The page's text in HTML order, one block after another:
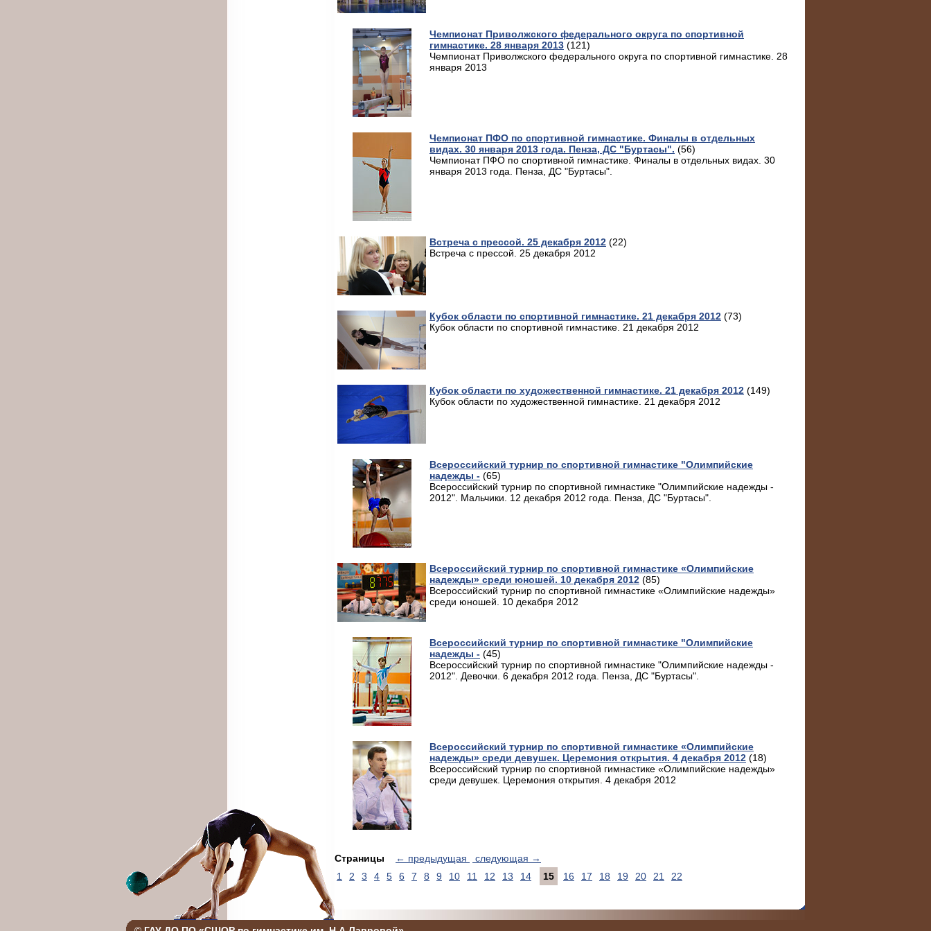
Чемпионат Приволжского федерального округа по спортивной
гимнастике. 28 января 2013 (121)
Чемпионат Приволжского федерального округа по спортивной гимнастике. 28
января 2013
Чемпионат ПФО по спортивной гимнастике. Финалы в отдельных
видах. 30 января 2013 года. Пенза, ДС "Буртасы". (56)
Чемпионат ПФО по спортивной гимнастике. Финалы в отдельных видах. 30
января 2013 года. Пенза, ДС "Буртасы".
Встреча c прессой. 25 декабря 2012 (22)
Встреча c прессой. 25 декабря 2012
Кубок области по спортивной гимнастике. 21 декабря 2012 (73)
Кубок области по спортивной гимнастике. 21 декабря 2012
Кубок области по художественной гимнастике. 21 декабря 2012 (149)
Кубок области по художественной гимнастике. 21 декабря 2012
Всероссийский турнир по спортивной гимнастике "Олимпийские
надежды - (65)
Всероссийский турнир по спортивной гимнастике "Олимпийские надежды -
2012". Мальчики. 12 декабря 2012 года. Пенза, ДС "Буртасы".
Всероссийский турнир по спортивной гимнастике «Олимпийские
надежды» среди юношей. 10 декабря 2012 (85)
Всероссийский турнир по спортивной гимнастике «Олимпийские надежды»
среди юношей. 10 декабря 2012
Всероссийский турнир по спортивной гимнастике "Олимпийские
надежды - (45)
Всероссийский турнир по спортивной гимнастике "Олимпийские надежды -
2012". Девочки. 6 декабря 2012 года. Пенза, ДС "Буртасы".
Всероссийский турнир по спортивной гимнастике «Олимпийские
надежды» среди девушек. Церемония открытия. 4 декабря 2012 (18)
Всероссийский турнир по спортивной гимнастике «Олимпийские надежды»
среди девушек. Церемония открытия. 4 декабря 2012
Страницы ← предыдущая
следующая →
1
2 3 4 5 6 7 8 9 10 11 12 13 14 15 16 17 18 19 20 21 22